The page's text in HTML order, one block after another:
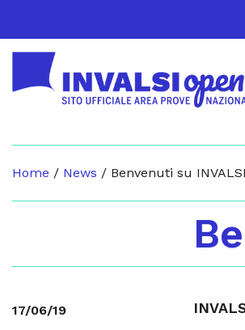
Home / News / Benvenuti su
17/06/19